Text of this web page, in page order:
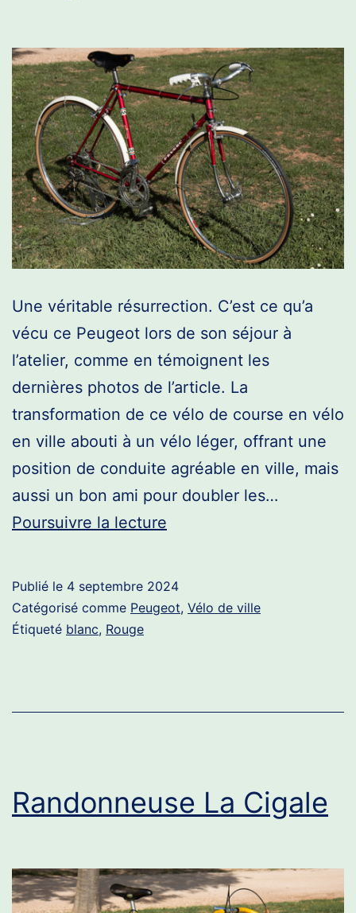
Une véritable résurrection. C’est ce qu’a
vécu ce Peugeot lors de son séjour à
l’atelier, comme en témoignent les
dernières photos de l’article. La
transformation de ce vélo de course en vélo
en ville abouti à un vélo léger, offrant une
position de conduite agréable en ville, mais
aussi un bon ami pour doubler les…
Poursuivre la lecture
Publié le 4 septembre 2024
Catégorisé comme Peugeot, Vélo de ville
Étiqueté blanc, Rouge
Randonneuse La Cigale